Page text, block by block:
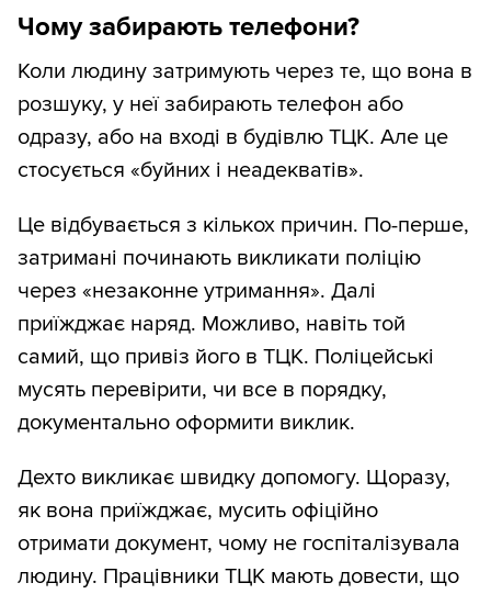
Чому забирають телефони?
Коли людину затримують через те, що вона в
розшуку, у неї забирають телефон або
одразу, або на вході в будівлю ТЦК. Але це
стосується «буйних і неадекватів».
Це відбувається з кількох причин. По-перше,
затримані починають викликати поліцію
через «незаконне утримання». Далі
приїжджає наряд. Можливо, навіть той
самий, що привіз його в ТЦК. Поліцейські
мусять перевірити, чи все в порядку,
документально оформити виклик.
Дехто викликає швидку допомогу. Щоразу,
як вона приїжджає, мусить офіційно
отримати документ, чому не госпіталізувала
людину. Працівники ТЦК мають довести, що